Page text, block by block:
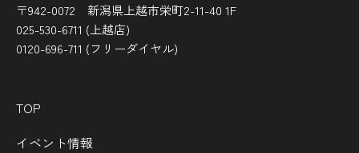
〒942-0072 新潟県上越市栄町2-11-40 1F
025-530-6711 (上越店)
0120-696-711 (フリーダイヤル)
TOP
イベント情報